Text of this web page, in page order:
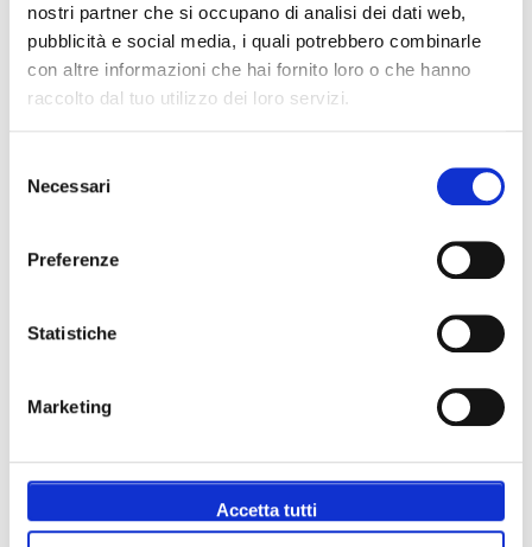
nostri partner che si occupano di analisi dei dati web,
pubblicità e social media, i quali potrebbero combinarle
con altre informazioni che hai fornito loro o che hanno
raccolto dal tuo utilizzo dei loro servizi.
delNecessari
Preferenze
Statistiche
Marketing
Accetta tutti
Lato lungo
Partenza: ven. 21 agosto 2026
Ritorno: lun. 24 agosto 2026
crea il tuo viaggio
Altre corrispondenze che potrebbero piacerti:
Serie A Serie A